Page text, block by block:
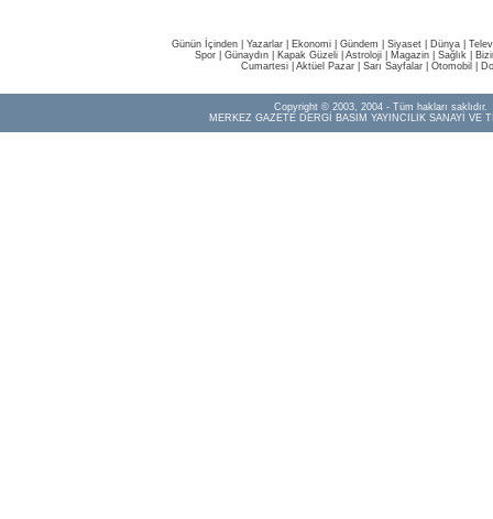
Günün İçinden Yazarlar Ekonomi Gündem Siyaset Dünya |
Spor
Günaydın Kapak Güzeli Astroloji Magazin Sağlık
Cumartesi| Aktüel Pazar| Sarı Sayfalar| Otomobil
Copyright © 2003, 2004 - Tüm hakları saklıdır.
MERKEZ GAZETE DERGİ BASIM YAYINCILIK SANAYİ VE